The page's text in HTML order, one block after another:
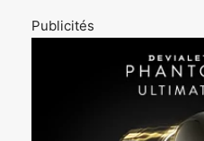
Publicités